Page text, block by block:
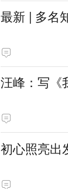
最新 | 多名
汪峰：写《
初心照亮出